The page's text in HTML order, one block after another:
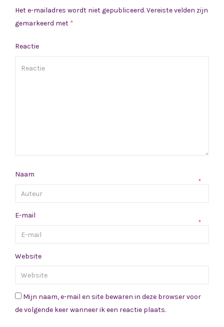
Het e-mailadres wordt niet gepubliceerd.Vereiste velden zijn
gemarkeerd met *
Reactie
Naam
*
E-mail
*
Website
Mijn naam, e-mail en site bewaren in deze browser voor
de volgende keer wanneer ik een reactie plaats.